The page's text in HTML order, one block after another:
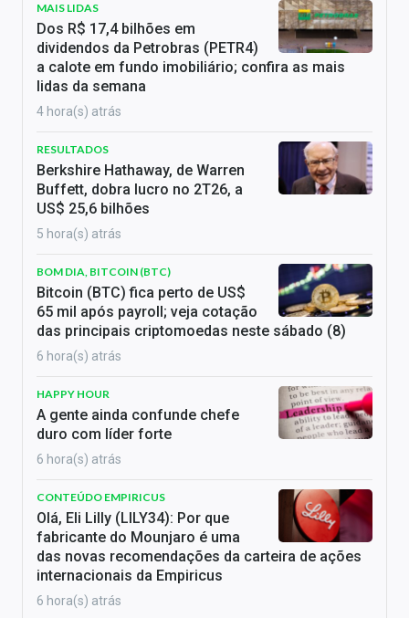
MAIS LIDAS
Dos R$ 17,4 bilhões em
dividendos da Petrobras (PETR4)
a calote em fundo imobiliário; confira as mais
lidas da semana
4 hora(s) atrás
RESULTADOS
Berkshire Hathaway, de Warren
Buffett, dobra lucro no 2T26, a
US$ 25,6 bilhões
5 hora(s) atrás
BOM DIA, BITCOIN (BTC)
Bitcoin (BTC) fica perto de US$
65 mil após payroll; veja cotação
das principais criptomoedas neste sábado (8)
6 hora(s) atrás
HAPPY HOUR
A gente ainda confunde chefe
duro com líder forte
6 hora(s) atrás
CONTEÚDO EMPIRICUS
Olá, Eli Lilly (LILY34): Por que
fabricante do Mounjaro é uma
das novas recomendações da carteira de ações
internacionais da Empiricus
6 hora(s) atrás